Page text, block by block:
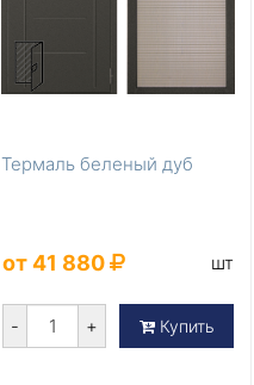
Термаль беленый дуб
от 41 880 шт
- + Купить